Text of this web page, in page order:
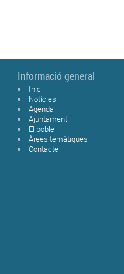
Informació general
Inici
Notícies
Agenda
Ajuntament
El poble
Àrees temàtiques
Contacte